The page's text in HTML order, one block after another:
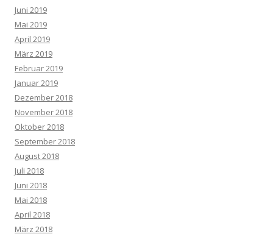
Juni 2019
Mai 2019
April 2019
März 2019
Februar 2019
Januar 2019
Dezember 2018
November 2018
Oktober 2018
September 2018
August 2018
Juli 2018
Juni 2018
Mai 2018
April 2018
März 2018